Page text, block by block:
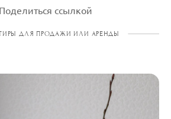
Поделиться ссылкой
ДЛЯ ПРОДАЖИ ИЛИ АРЕНДЫ